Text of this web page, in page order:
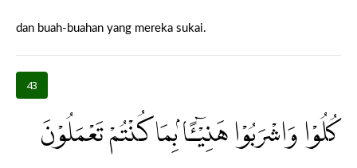
dan buah-buahan yang mereka sukai.
43
كُلُوْا وَاشْرَبُوْا هَنِيْۤـًٔا ۢبِمَا كُنْتُمْ تَعْمَلُوْنَ